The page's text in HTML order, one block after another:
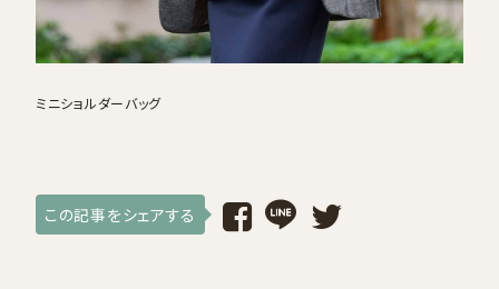
お気に入り
ミニショルダーバッグ
この記事をシェアする